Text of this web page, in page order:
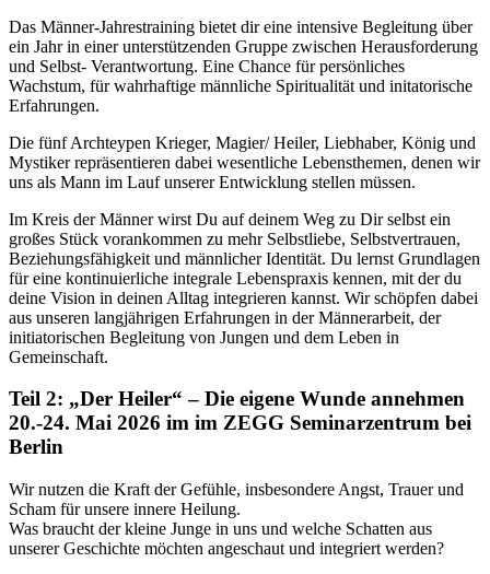
Das Männer-Jahrestraining bietet dir eine intensive Begleitung über
ein Jahr in einer unterstützenden Gruppe zwischen Herausforderung
und Selbst- Verantwortung. Eine Chance für persönliches
Wachstum, für wahrhaftige männliche Spiritualität und initatorische
Erfahrungen.
Die fünf Archteypen Krieger, Magier/ Heiler, Liebhaber, König und
Mystiker repräsentieren dabei wesentliche Lebensthemen, denen wir
uns als Mann im Lauf unserer Entwicklung stellen müssen.
Im Kreis der Männer wirst Du auf deinem Weg zu Dir selbst ein
großes Stück vorankommen zu mehr Selbstliebe, Selbstvertrauen,
Beziehungsfähigkeit und männlicher Identität. Du lernst Grundlagen
für eine kontinuierliche integrale Lebenspraxis kennen, mit der du
deine Vision in deinen Alltag integrieren kannst. Wir schöpfen dabei
aus unseren langjährigen Erfahrungen in der Männerarbeit, der
initiatorischen Begleitung von Jungen und dem Leben in
Gemeinschaft.
Teil 2: „Der Heiler“ – Die eigene Wunde annehmen
20.-24. Mai 2026 im im ZEGG Seminarzentrum bei
Berlin
Wir nutzen die Kraft der Gefühle, insbesondere Angst, Trauer und
Scham für unsere innere Heilung.
Was braucht der kleine Junge in uns und welche Schatten aus
unserer Geschichte möchten angeschaut und integriert werden?